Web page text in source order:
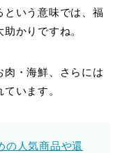
という意味では、福
かりですね。
肉・海鮮、さらには
います。
の人気商品や還